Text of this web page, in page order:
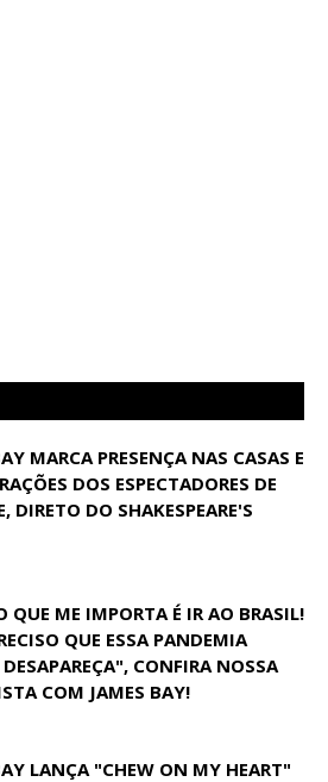
MARCA PRESENÇA NAS CASAS E
DOS ESPECTADORES DE
DIRETO DO SHAKESPEARE'S
QUE ME IMPORTA É IR AO BRASIL!
QUE ESSA PANDEMIA
CONFIRA NOSSA
COM JAMES BAY!
LANÇA "CHEW ON MY HEART"